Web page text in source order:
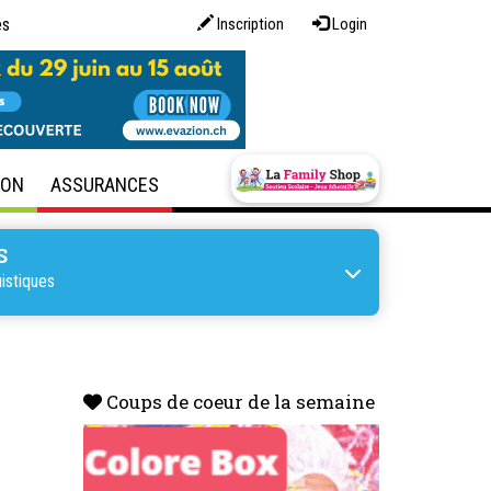
Inscription Login
ASSURANCES
Coups de coeur de la semaine